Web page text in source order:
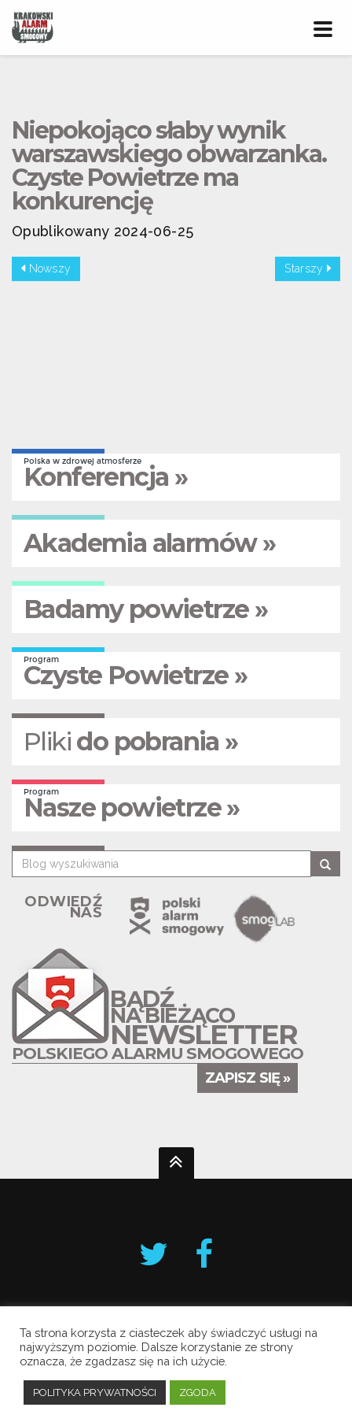
Niepokojąco słaby wynik
warszawskiego obwarzanka.
Czyste Powietrze ma
konkurencję
Opublikowany 2024-06-25
Nowszy Starszy
Polska w zdrowej atmosferze
Konferencja »
Akademia alarmów »
Badamy powietrze »
Program
Czyste Powietrze »
Pliki do pobrania »
Program
Nasze powietrze »
ODWIEDŹ
NAS
BĄDŹ
NA BIEŻĄCO
NEWSLETTER
POLSKIEGO ALARMU SMOGOWEGO
ZAPISZ SIĘ »
Krakowski Alarm Smogowy
Copyright © 2019 All Rights Reserved.
Polityka prywatności
Ta strona korzysta z ciasteczek aby świadczyć usługi na
najwyższym poziomie. Dalsze korzystanie ze strony
oznacza, że zgadzasz się na ich użycie.
POLITYKA PRYWATNOŚCI ZGODA